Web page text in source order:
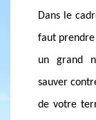
terrasse en bois,
par mois pour
habitude peut
sur la
le produit